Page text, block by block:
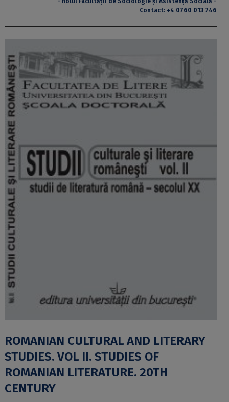
Contact: +4 0760 013 746
ROMANIAN CULTURAL AND LITERARY
STUDIES. VOL II. STUDIES OF
ROMANIAN LITERATURE. 20TH
CENTURY